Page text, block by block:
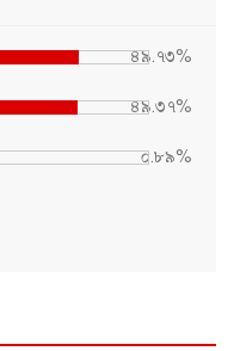
৪৯.৭৩%
৪৯.৩৭%
০.৮৯%